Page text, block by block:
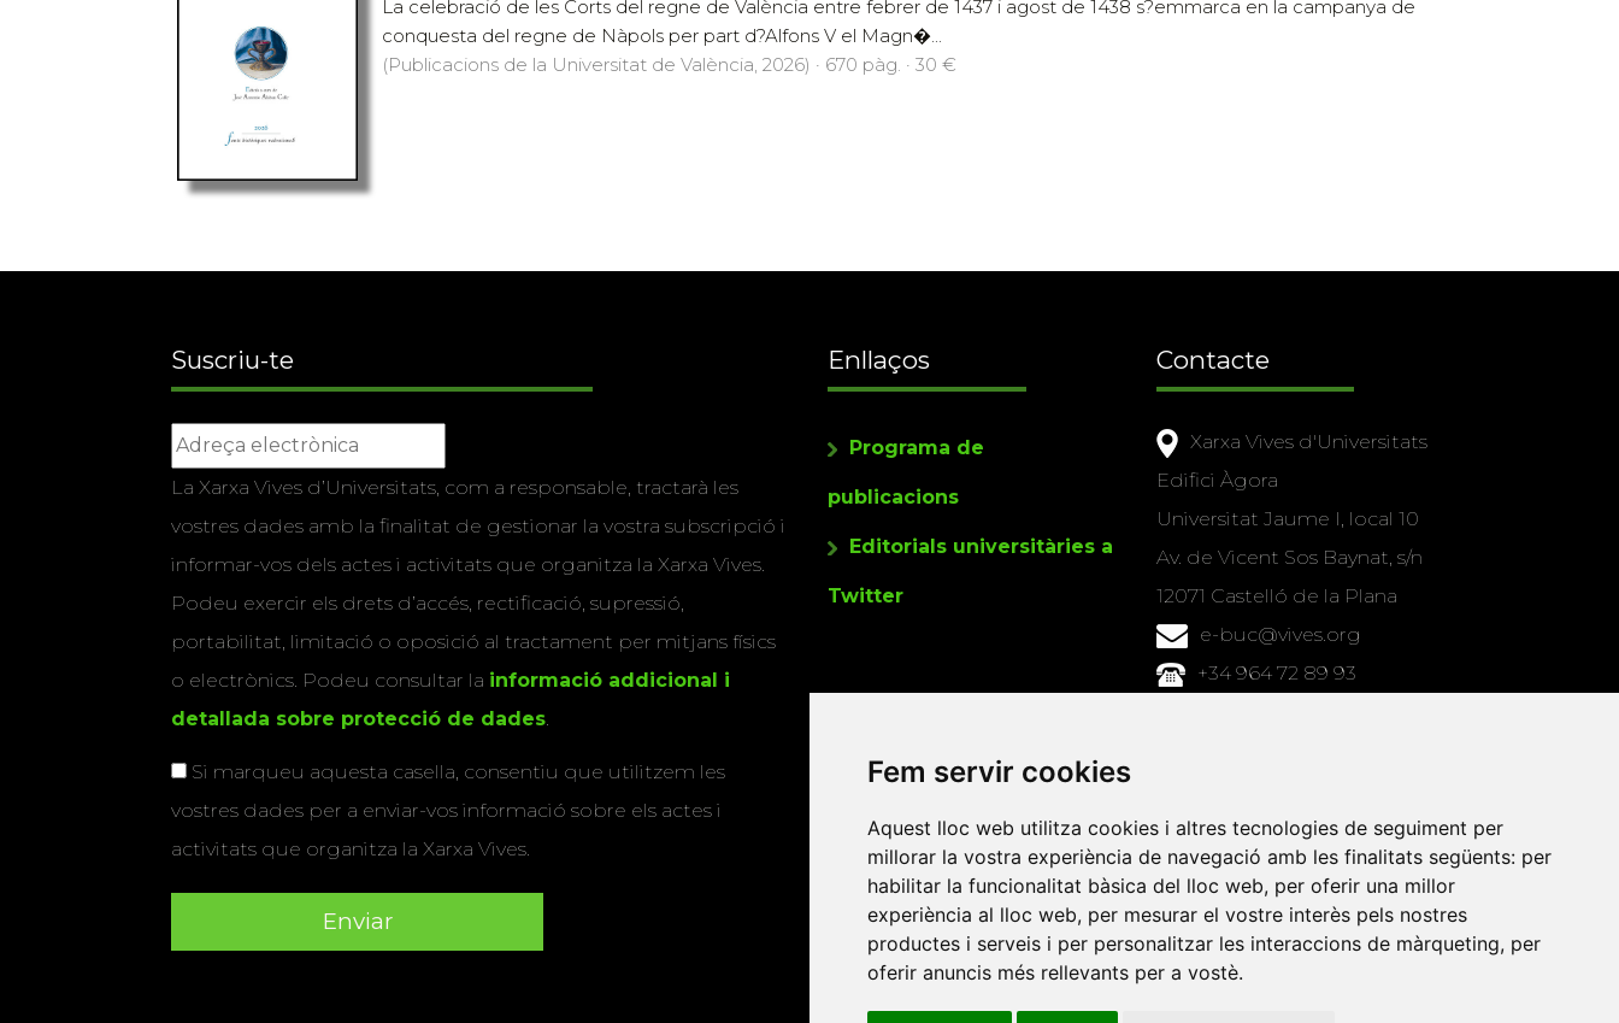
Fem servir cookies
Aquest lloc web utilitza cookies i altres tecnologies de seguiment per
millorar la vostra experiència de navegació amb les finalitats següents: per
habilitar la funcionalitat bàsica del lloc web, per oferir una millor
experiència al lloc web, per mesurar el vostre interès pels nostres
productes i serveis i per personalitzar les interaccions de màrqueting, per
oferir anuncis més rellevants per a vostè.
La celebració de les Corts del regne de València entre febrer de 1437 i agost de 1438 s?emmarca en la campanya de
conquesta del regne de Nàpols per part d?Alfons V el Magn�...
(Publicacions de la Universitat de València, 2026) · 670 pàg. · 30 €
Suscriu-te
La Xarxa Vives d’Universitats, com a responsable, tractarà les
vostres dades amb la finalitat de gestionar la vostra subscripció i
informar-vos dels actes i activitats que organitza la Xarxa Vives.
Podeu exercir els drets d’accés, rectificació, supressió,
portabilitat, limitació o oposició al tractament per mitjans físics
o electrònics. Podeu consultar la informació addicional i
detallada sobre protecció de dades
Si marqueu aquesta casella, consentiu que utilitzem les
vostres dades per a enviar-vos informació sobre els actes i
activitats que organitza la Xarxa Vives.
Enllaços
Programa de
publicacions
Editorials universitàries a
Twitter
Contacte
Xarxa Vives d'Universitats
Edifici Àgora
Universitat Jaume I, local 10
Av. de Vicent Sos Baynat, s/n
12071 Castelló de la Plana
e-buc@vives.org
+34 964 72 89 93